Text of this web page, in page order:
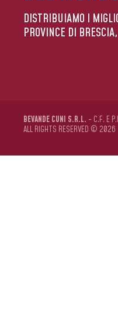
DISTRIBUIAMO I
PROVINCE DI
BEVANDE CUNI S.R.L. - C.F. E
ALL RIGHTS RESERVED © 2026